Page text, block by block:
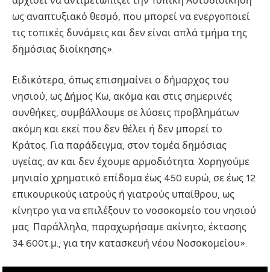
ως αναπτυξιακό θεσμό, που μπορεί να ενεργοποιεί
τις τοπικές δυνάμεις και δεν είναι απλά τμήμα της
δημόσιας διοίκησης».
Ειδικότερα, όπως επισημαίνει ο δήμαρχος του
νησιού, ως Δήμος Κω, ακόμα και στις σημερινές
συνθήκες, συμβάλλουμε σε λύσεις προβλημάτων
ακόμη και εκεί που δεν θέλει ή δεν μπορεί το
Κράτος. Για παράδειγμα, στον τομέα δημόσιας
υγείας, αν και δεν έχουμε αρμοδιότητα. Χορηγούμε
μηνιαίο χρηματικό επίδομα έως 450 ευρώ, σε έως 12
επικουρικούς ιατρούς ή γιατρούς υπαίθρου, ως
κίνητρο για να επιλέξουν το νοσοκομείο του νησιού
μας. Παράλληλα, παραχωρήσαμε ακίνητο, έκτασης
34.600τ.μ., για την κατασκευή νέου Νοσοκομείου».